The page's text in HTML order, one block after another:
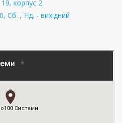
корпус 2
Сб. , Нд. - вихідний